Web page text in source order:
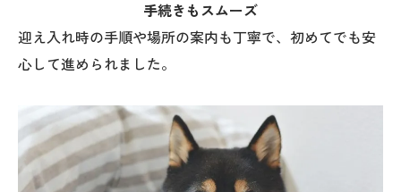
手続きもスムーズ
迎え入れ時の手順や場所の案内も丁寧で、初めてでも安
心して進められました。